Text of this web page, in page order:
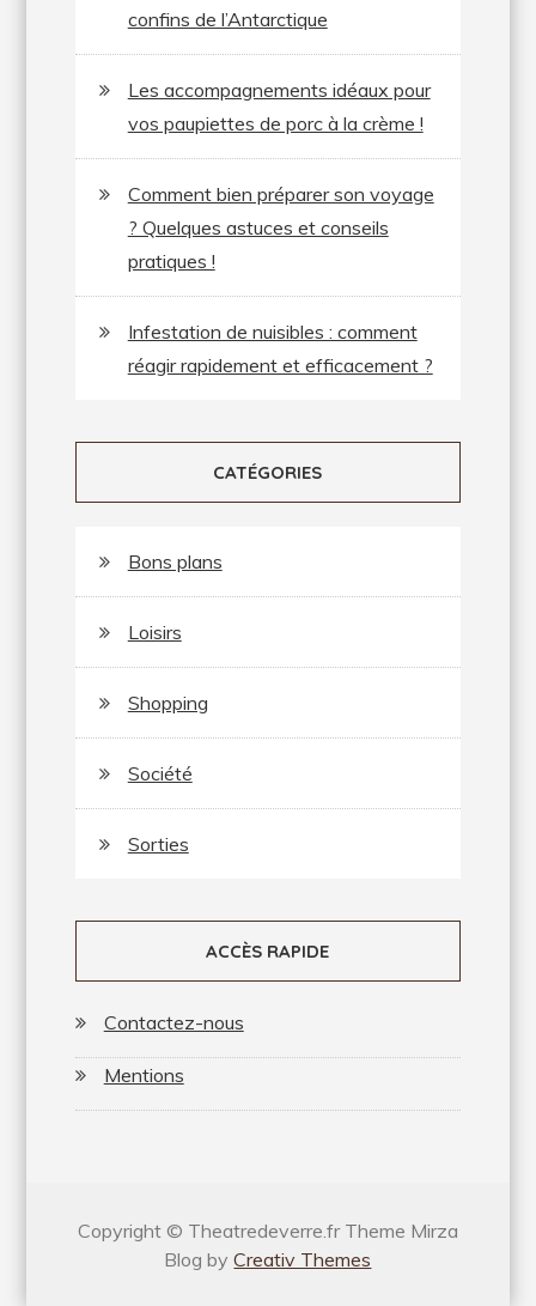
confins de l’Antarctique
Les accompagnements idéaux pour
vos paupiettes de porc à la crème !
Comment bien préparer son voyage
? Quelques astuces et conseils
pratiques !
Infestation de nuisibles : comment
réagir rapidement et efficacement ?
CATÉGORIES
Bons plans
Loisirs
Shopping
Société
Sorties
ACCÈS RAPIDE
Contactez-nous
Mentions
Copyright © Theatredeverre.fr Theme Mirza
Blog byCreativ Themes